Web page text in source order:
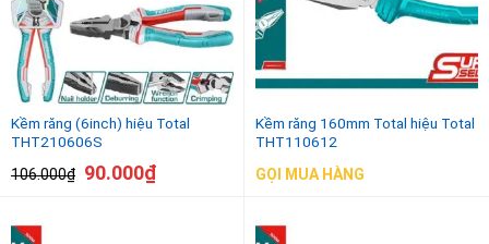
Kềm răng (6inch) hiệu Total
THT210606S
106.000₫ 90.000₫
Kềm răng 160mm Total hiệu Total
THT110612
GỌI MUA HÀNG